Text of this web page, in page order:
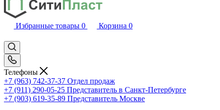
Избранные товары 0 Корзина 0
Телефоны
+7 (963) 742-37-37 Отдел продаж
+7 (911) 290-05-25 Представитель в Санкт-Петербурге
+7 (903) 619-35-89 Представитель Москве